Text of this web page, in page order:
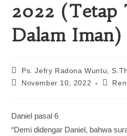
2022 (Tetap
Dalam Iman)
Ps. Jefry Radona Wuntu, S.Th.
November 10, 2022
Daniel pasal 6
“Demi didengar Daniel, bahwa